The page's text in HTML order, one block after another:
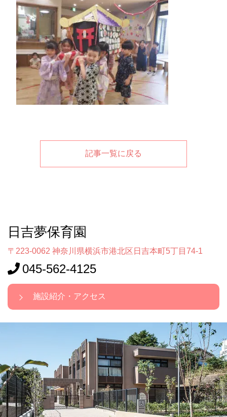
記事一覧に戻る
日吉夢保育園
〒223-0062 神奈川県横浜市港北区日吉本町5丁目74-1
045-562-4125
施設紹介・アクセス